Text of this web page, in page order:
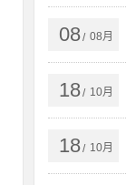
08/ 08月
18/ 10月
18/ 10月